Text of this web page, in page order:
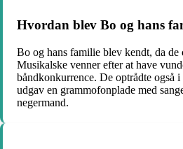
Hvordan blev Bo og hans
Bo og hans familie blev kendt, da
Musikalske venner efter at have
båndkonkurrence. De optrådte også
udgav en grammofonplade med
negermand.